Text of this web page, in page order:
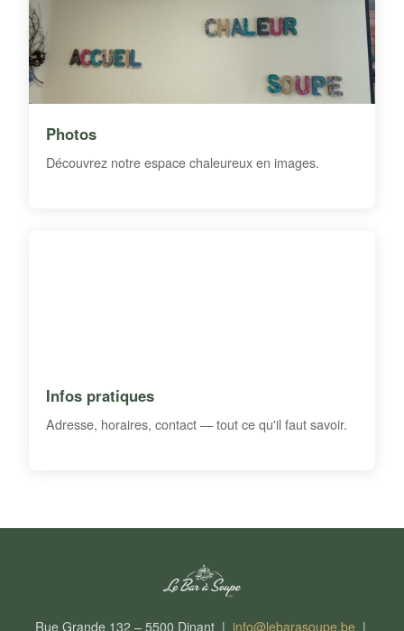
Photos
Découvrez notre espace chaleureux en images.
Infos pratiques
Adresse, horaires, contact — tout ce qu'il faut savoir.
Rue Grande 132 – 5500 Dinant | info@lebarasoupe.be|